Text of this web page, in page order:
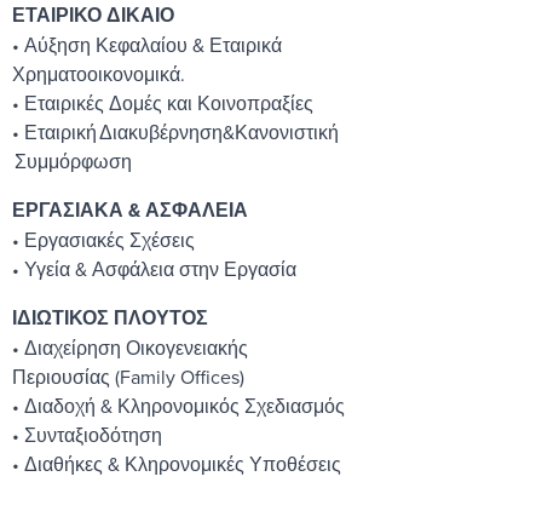
ΕΤΑΙΡΙΚΟ ΔΙΚΑΙΟ
• Αύξηση Κεφαλαίου & Εταιρικά
Χρηματοοικονομικά.
• Εταιρικές Δομές και Κοινοπραξίες
• Εταιρική Διακυβέρνηση&Κανονιστική
Συμμόρφωση
ΕΡΓΑΣΙΑΚΑ & ΑΣΦΑΛΕΙΑ
• Εργασιακές Σχέσεις
• Υγεία & Ασφάλεια στην Εργασία
ΙΔΙΩΤΙΚΟΣ ΠΛΟΥΤΟΣ
• Διαχείρηση Οικογενειακής
Περιουσίας (Family Offices)
• Διαδοχή & Κληρονομικός Σχεδιασμός
• Συνταξιοδότηση
• Διαθήκες & Κληρονομικές Υποθέσεις